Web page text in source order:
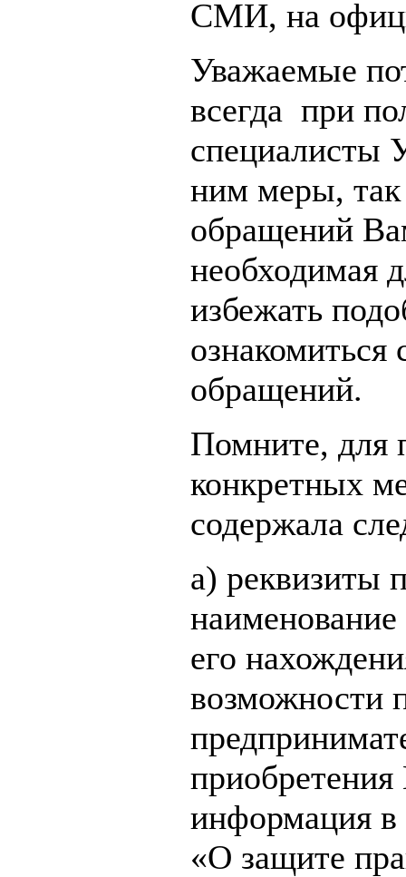
СМИ, на
Уважаемые
всегда при
специалисты
ним меры,
обращений
необходимая
избежать
обращений.
Помните, для
конкретных
содержала
а) реквизиты
его
возможности
информация в
«О защите